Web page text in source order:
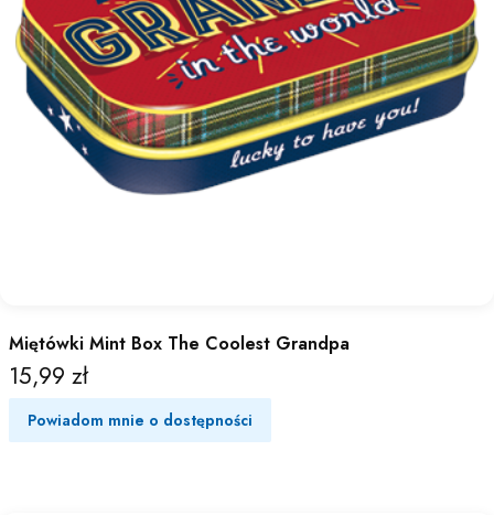
Miętówki Mint Box The Coolest Grandpa
Cena
15,99 zł
Powiadom mnie o dostępności